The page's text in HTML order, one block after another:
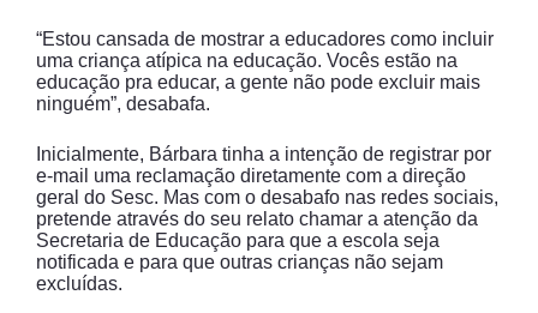
“Estou cansada de mostrar a educadores como incluir
uma criança atípica na educação. Vocês estão na
educação pra educar, a gente não pode excluir mais
ninguém”, desabafa.
Inicialmente, Bárbara tinha a intenção de registrar por
e-mail uma reclamação diretamente com a direção
geral do Sesc. Mas com o desabafo nas redes sociais,
pretende através do seu relato chamar a atenção da
Secretaria de Educação para que a escola seja
notificada e para que outras crianças não sejam
excluídas.